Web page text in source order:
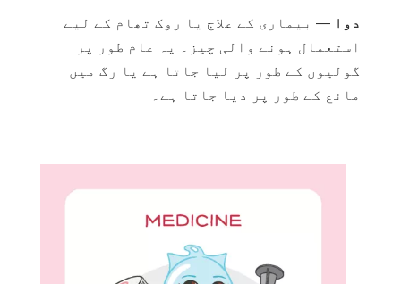
دوا — بیماری کے علاج یا روک تھام کے لیے
استعمال ہونے والی چیز۔ یہ عام طور پر
گولیوں کے طور پر لیا جاتا ہے یا رگ میں
مائع کے طور پر دیا جاتا ہے۔